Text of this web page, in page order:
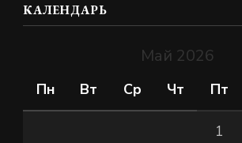
КАЛЕНДАРЬ
Май 2026
Пн Вт Ср Чт Пт
1